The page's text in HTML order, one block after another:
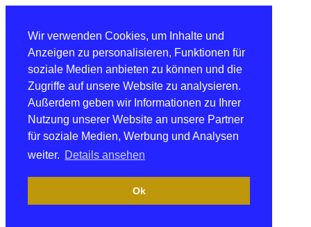
Wir verwenden Cookies, um Inhalte und
Anzeigen zu personalisieren, Funktionen für
soziale Medien anbieten zu können und die
Zugriffe auf unsere Website zu analysieren.
Außerdem geben wir Informationen zu Ihrer
Nutzung unserer Website an unsere Partner
für soziale Medien, Werbung und Analysen
weiter. Details ansehen
Ok